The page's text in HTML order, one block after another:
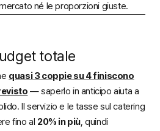
né le proporzioni giuste.
totale
quasi 3 coppie su 4 finiscono
— saperlo in anticipo aiuta a
Il servizio e le tasse sul catering
fino al 20% in più, quindi